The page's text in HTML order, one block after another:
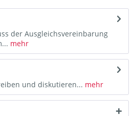
der Ausgleichsvereinbarung
mehr
und diskutieren... mehr